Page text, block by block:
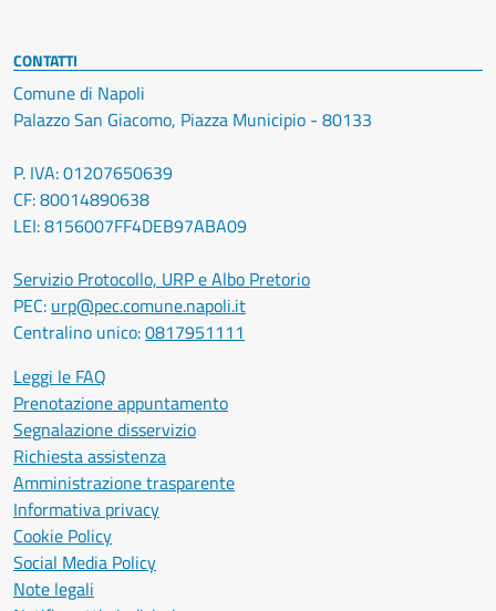
CONTATTI
Comune di Napoli
Palazzo San Giacomo, Piazza Municipio - 80133
P. IVA: 01207650639
CF: 80014890638
LEI: 8156007FF4DEB97ABA09
Servizio Protocollo, URP e Albo Pretorio
PEC: urp@pec.comune.napoli.it
Centralino unico:0817951111
Leggi le FAQ
Prenotazione appuntamento
Segnalazione disservizio
Richiesta assistenza
Amministrazione trasparente
Informativa privacy
Cookie Policy
Social Media Policy
Note legali